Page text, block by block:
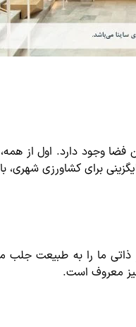
فضا وجود دارد. اول از
برای کشاورزی شهری،
ذاتی ما را به طبیعت
معروف است.